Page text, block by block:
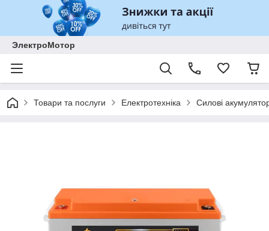
ЭлектроМотор
Товари та послуги Електротехніка Силові